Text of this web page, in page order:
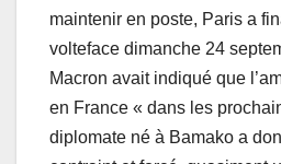
maintenir en poste, Paris a
volteface dimanche 24
Macron avait indiqué que
en France « dans les
diplomate né à Bamako a